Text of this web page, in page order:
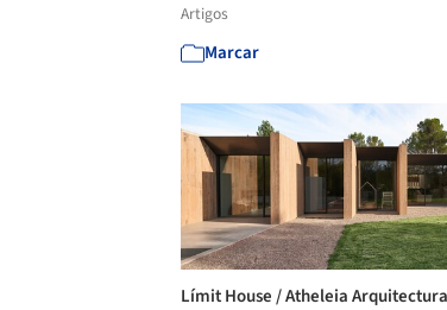
Artigos
Marcar
Límit House / Atheleia Arquitectura